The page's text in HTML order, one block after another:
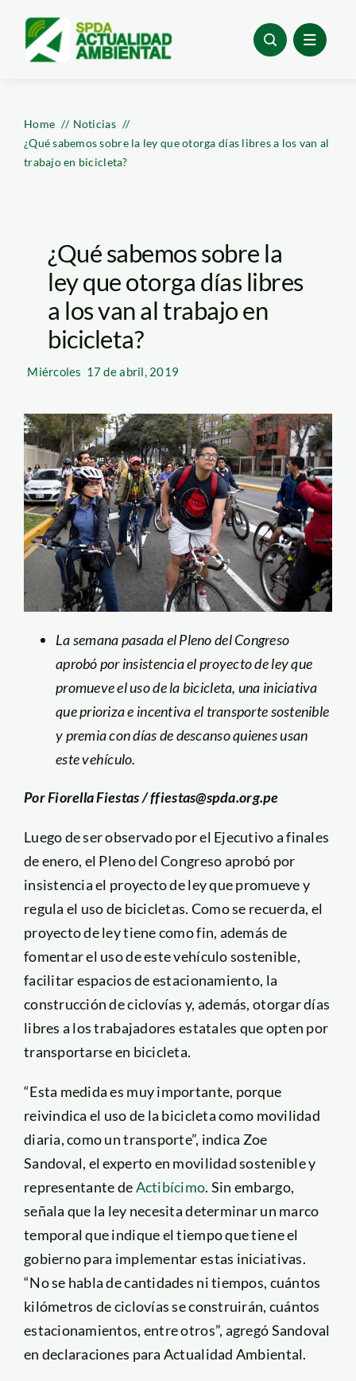
content
Home
Noticias
¿Qué sabemos sobre la ley que otorga días libres a los van al
trabajo en bicicleta?
¿Qué sabemos sobre la
ley que otorga días libres
a los van al trabajo en
bicicleta?
Miércoles 17 de abril, 2019
La semana pasada el Pleno del Congreso
aprobó por insistencia el proyecto de ley que
promueve el uso de la bicicleta, una iniciativa
que prioriza e incentiva el transporte sostenible
y premia con días de descanso quienes usan
este vehículo.
Por Fiorella Fiestas / ffiestas@spda.org.pe
Luego de ser observado por el Ejecutivo a finales
de enero, el Pleno del Congreso aprobó por
insistencia el proyecto de ley que promueve y
regula el uso de bicicletas. Como se recuerda, el
proyecto de ley tiene como fin, además de
fomentar el uso de este vehículo sostenible,
facilitar espacios de estacionamiento, la
construcción de ciclovías y, además, otorgar días
libres a los trabajadores estatales que opten por
transportarse en bicicleta.
“Esta medida es muy importante, porque
reivindica el uso de la bicicleta como movilidad
diaria, como un transporte”, indica Zoe
Sandoval, el experto en movilidad sostenible y
representante deActibícimo. Sin embargo,
señala que la ley necesita determinar un marco
temporal que indique el tiempo que tiene el
gobierno para implementar estas iniciativas.
“No se habla de cantidades ni tiempos, cuántos
kilómetros de ciclovías se construirán, cuántos
estacionamientos, entre otros”, agregó Sandoval
en declaraciones para Actualidad Ambiental.